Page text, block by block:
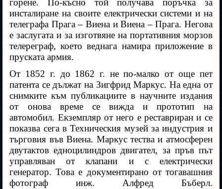
горене. По-късно той получава поръчка за
инсталиране на своите електрически системи и на
телеграфа Прага – Виена и Виена – Прага. Негова
е заслугата и за изготвяне на портативния морзов
телереграф, което веднага намира приложение в
пруската армия.
От 1852 г. до 1862 г. не по-малко от още пет
патента се дължат на Зигфрид Маркус. На една от
снимките към публикациите в научните издания
от онова време се вижда и прототип на
автомобил. Екземпляр от него е реставриран и се
показва сега в Техническия музей за индустрия и
търговия във Виена. Маркус тества и атмосферен
двутактов едноцилиндров двигател, за пръв път
управляван от клапани и с електрически
генератор. Това е документирано от тогавашния
фотограф инж. Алфред Бъберл.